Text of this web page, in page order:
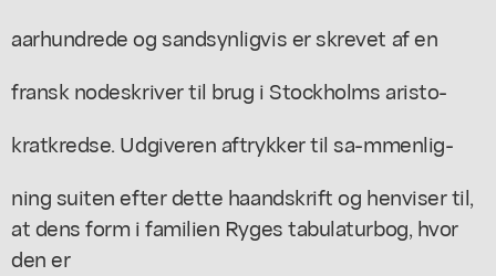
aarhundrede og sandsynligvis er skrevet af en
fransk nodeskriver til brug i Stockholms aristo-
kratkredse. Udgiveren aftrykker til sa-mmenlig-
ning suiten efter dette haandskrift og henviser til,
at dens form i familien Ryges tabulaturbog, hvor
den er